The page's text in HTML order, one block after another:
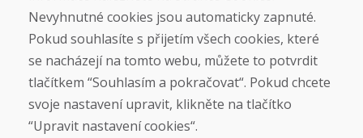
Cookies
Sociální sítě
Nevyhnutné cookies jsou automaticky zapnuté.
Pokud souhlasíte s přijetím všech cookies, které
se nacházejí na tomto webu, můžete to potvrdit
tlačítkem “Souhlasím a pokračovat“. Pokud chcete
svoje nastavení upravit, klikněte na tlačítko
“Upravit nastavení cookies“.